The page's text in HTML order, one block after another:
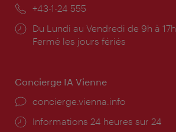
Téléphone:
+43-1-24 555
Horaires
d'ouverture:
Du Lundi au Vendredi de 9h à 17h
Fermé les jours fériés
Concierge IA Vienne
Ort:
concierge.vienna.info
Öffnungszeiten:
Informations 24 heures sur 24